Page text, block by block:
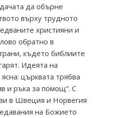
да обърне
върху трудното
християни и
обратно в
където библиите
Идеята на
църквата трябва
и ръка за помощ”. С
в Швеция и Норвегия
на Божието